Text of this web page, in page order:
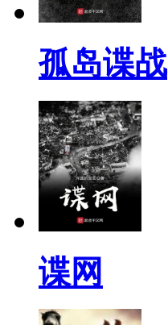
孤岛谍战
谍网